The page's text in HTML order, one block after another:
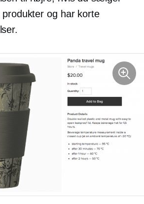
og har korte